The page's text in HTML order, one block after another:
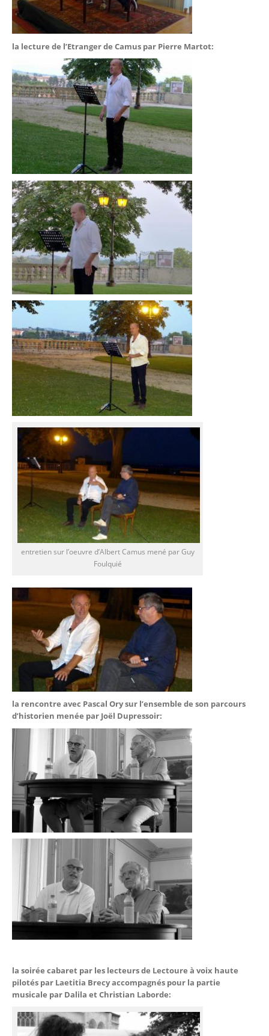
la lecture de l’Etranger de Camus par Pierre Martot:
entretien sur l’oeuvre d’Albert Camus mené par Guy
Foulquié
la rencontre avec Pascal Ory sur l’ensemble de son parcours
d’historien menée par Joël Dupressoir:
la soirée cabaret par les lecteurs de Lectoure à voix haute
pilotés par Laetitia Brecy accompagnés pour la partie
musicale par Dalila et Christian Laborde: